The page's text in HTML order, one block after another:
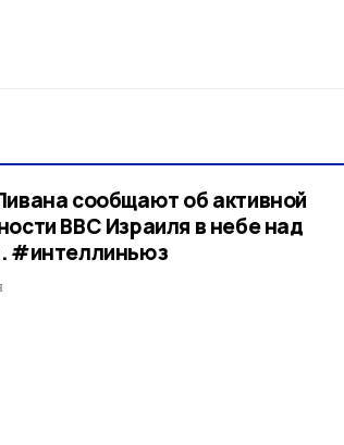
сообщают об активной
ВВС Израиля в небе над
#интеллиньюз